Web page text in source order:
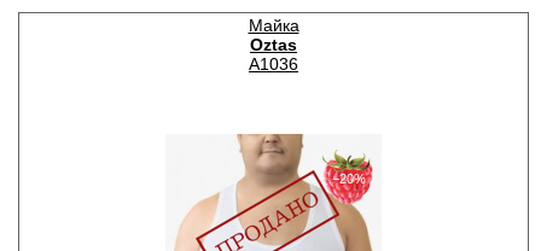
Майка
Oztas
A1036
−20%